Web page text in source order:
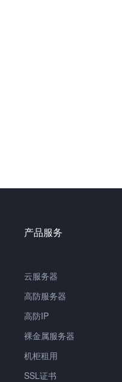
产品服务
云服务器
高防服务器
高防IP
裸金属服务器
机柜租用
SSL证书